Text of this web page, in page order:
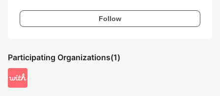
Follow
Participating Organizations(1)